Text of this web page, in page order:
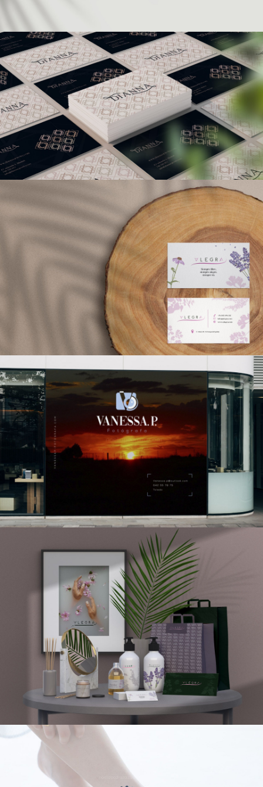
CORPORATIVO
ALEGRA CORPORATIVO
PUBLICITARIO
CORPORATIVO PRODUCTO Y PACKAGING